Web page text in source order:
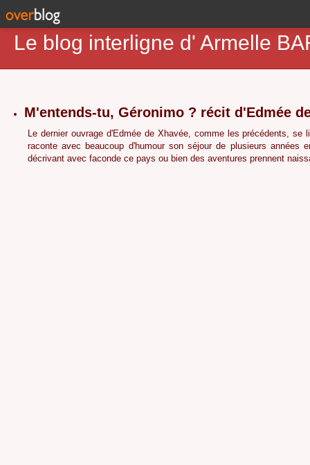
Le blog interligne d' Armelle
M'entends-tu, Géronimo ? récit d'Edmée
Le dernier ouvrage d'Edmée de Xhavée, comme les précédents, se
raconte avec beaucoup d'humour son séjour de plusieurs années
décrivant avec faconde ce pays ou bien des aventures prennent